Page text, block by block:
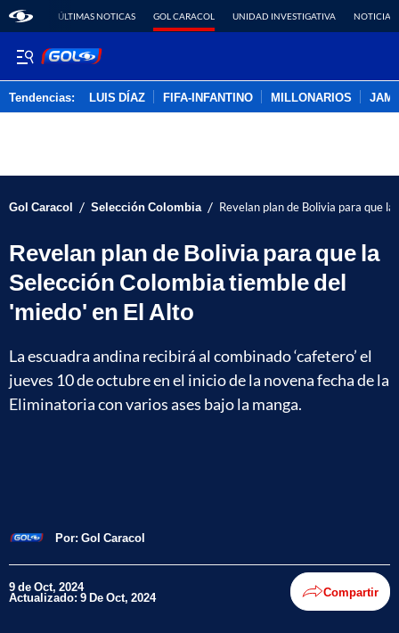
ÚLTIMAS NOTICAS GOL CARACOL UNIDAD INVESTIGATIVA NOTICIAS
Tendencias: LUIS DÍAZ FIFA-INFANTINO MILLONARIOS
Gol Caracol / Selección Colombia / Revelan plan de Bolivia para que
Revelan plan de Bolivia para que la
Selección Colombia tiemble del
'miedo' en El Alto
La escuadra andina recibirá al combinado ‘cafetero’ el
jueves 10 de octubre en el inicio de la novena fecha de la
Eliminatoria con varios ases bajo la manga.
Por: Gol Caracol
9 de Oct, 2024
Actualizado: 9 De Oct, 2024 Compartir